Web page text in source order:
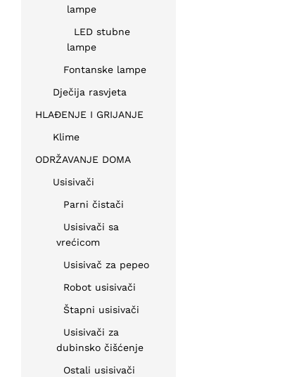
lampe
LED stubne
lampe
Fontanske lampe
Dječija rasvjeta
HLAĐENJE I GRIJANJE
Klime
ODRŽAVANJE DOMA
Usisivači
Parni čistači
Usisivači sa
vrećicom
Usisivač za pepeo
Robot usisivači
Štapni usisivači
Usisivači za
dubinsko čišćenje
Ostali usisivači